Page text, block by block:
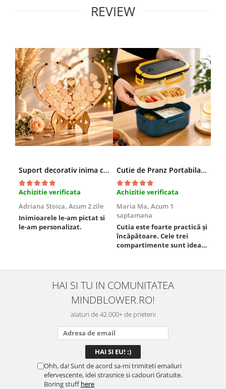
REVIEW
Suport decorativ inima cu mesaje, Cadou cu suflet
Achizitie verificata
Adriana Stoica, Acum 2 zile
Inimioarele le-am pictat si
le-am personalizat.
Cutie de Pranz Portabila cu Compartimente
Achizitie verificata
Maria Ma, Acum 1
saptamana
Cutia este foarte practică și
încăpătoare. Cele trei
compartimente sunt ideale
este sigură, fără scurgeri. O
folosesc aproape zilnic la
serviciu și sunt foarte
mulțumită.
HAI SI TU IN COMUNITATEA
MINDBLOWER.RO!
alaturi de 42.000+ de prieteni
Ohh, da! Sunt de acord sa-mi trimiteti emailuri
efervescente, idei strasnice si cadouri Gratuite.
Boring stuffhere